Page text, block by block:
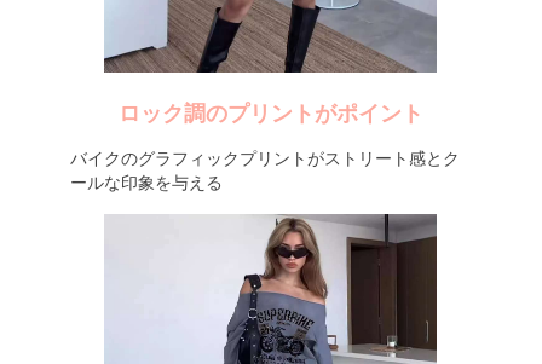
ロック調のプリントがポイント
バイクのグラフィックプリントがストリート感とク
ールな印象を与える